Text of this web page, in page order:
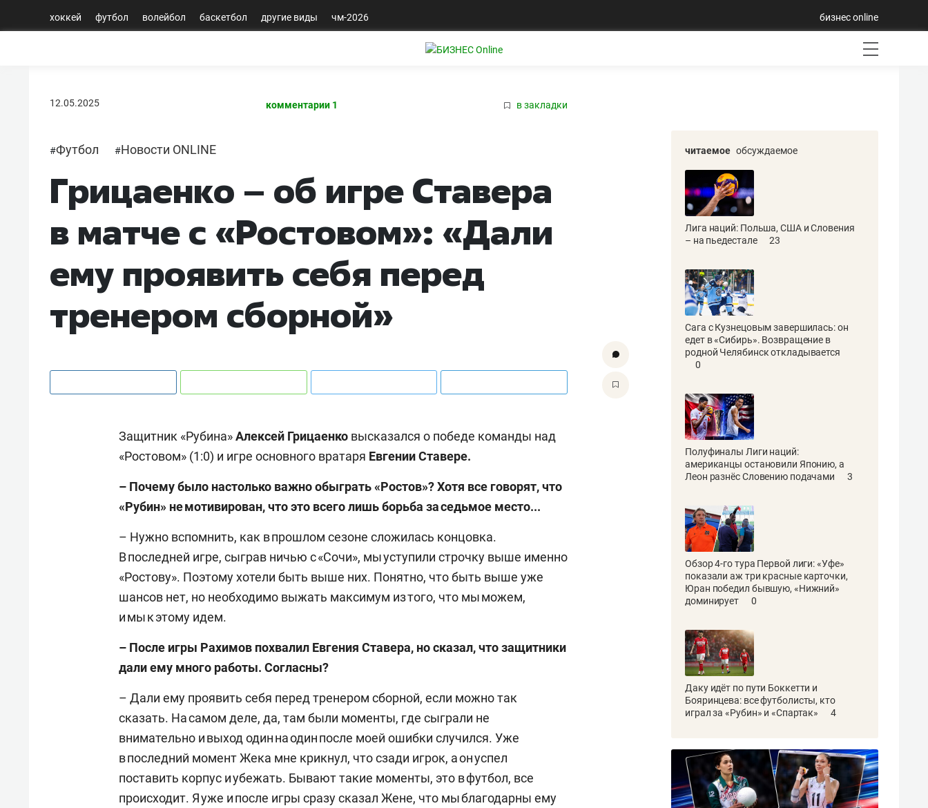
хоккей футбол волейбол баскетбол другие виды чм-2026 бизнес online
12.05.2025 комментарии 1 в закладки
#Футбол #Новости ONLINE
Грицаенко – об игре Ставера
в матче с «Ростовом»: «Дали
ему проявить себя перед
тренером сборной»
Защитник «Рубина»Алексей Грицаенко высказался о победе команды над
«Ростовом» (1:0) и игре основного вратаря Евгении Ставере.
– Почему было настолько важно обыграть «Ростов»? Хотя все говорят, что
«Рубин» не мотивирован, что это всего лишь борьба за седьмое место...
– Нужно вспомнить, как в прошлом сезоне сложилась концовка.
В последней игре, сыграв ничью с «Сочи», мы уступили строчку выше именно
«Ростову». Поэтому хотели быть выше них. Понятно, что быть выше уже
шансов нет, но необходимо выжать максимум из того, что мы можем,
и мы к этому идем.
– После игры Рахимов похвалил Евгения Ставера, но сказал, что защитники
дали ему много работы. Согласны?
– Дали ему проявить себя перед тренером сборной, если можно так
сказать. На самом деле, да, там были моменты, где сыграли не
внимательно и выход один на один после моей ошибки случился. Уже
в последний момент Жека мне крикнул, что сзади игрок, а он успел
поставить корпус и убежать. Бывают такие моменты, это в футбол, все
происходит. Я уже и после игры сразу сказал Жене, что мы благодарны ему
читаемое обсуждаемое
Лига наций: Польша, США и Словения
– на пьедестале
23
Сага с Кузнецовым завершилась: он
едет в «Сибирь». Возвращение в
родной Челябинск откладывается
0
Полуфиналы Лиги наций:
американцы остановили Японию, а
Леон разнёс Словению подачами
3
Обзор 4-го тура Первой лиги: «Уфе»
показали аж три красные карточки,
Юран победил бывшую, «Нижний»
доминирует
0
Даку идёт по пути Боккетти и
Бояринцева: все футболисты, кто
играл за «Рубин» и «Спартак»
4